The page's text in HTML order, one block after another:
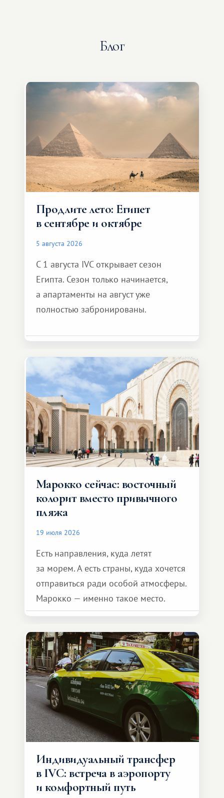
Блог
Продлите лето: Египет
в сентябре и октябре
5 августа 2026
С 1 августа IVC открывает сезон
Египта. Сезон только начинается,
а апартаменты на август уже
полностью забронированы.
Марокко сейчас: восточный
колорит вместо привычного
пляжа
19 июля 2026
Есть направления, куда летят
за морем. А есть страны, куда хочется
отправиться ради особой атмосферы.
Марокко — именно такое место.
Индивидуальный трансфер
в IVC: встреча в аэропорту
и комфортный путь